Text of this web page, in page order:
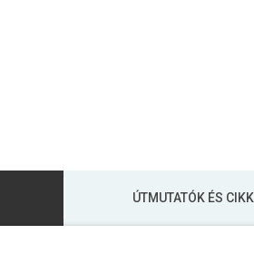
ÚTMUTATÓK ÉS